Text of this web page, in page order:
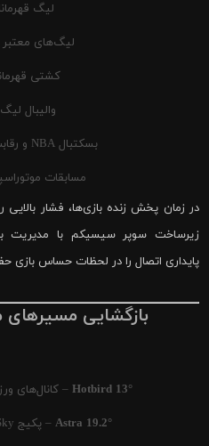
لیگ
لیگ‌های معتبر
کشتی
والیبال
بسکتبال NBA و رقابت‌های بین‌المللی
مسابقات
در زمان پخش زنده بازی‌ها، فشار
زیرساخت سوپر سیسیکم با مدیریت
پایداری اتصال را در لحظات حساس بازی
بازگشایی مسیرهای
Hotbird 13° – کانال‌های
Astra 19.2° – پکیج Sky و کانال‌های آلمانی